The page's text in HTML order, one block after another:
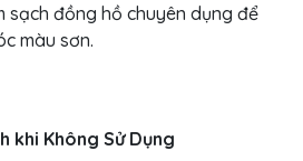
sạch đồng hồ chuyên dụng để
màu sơn.
khi Không Sử Dụng